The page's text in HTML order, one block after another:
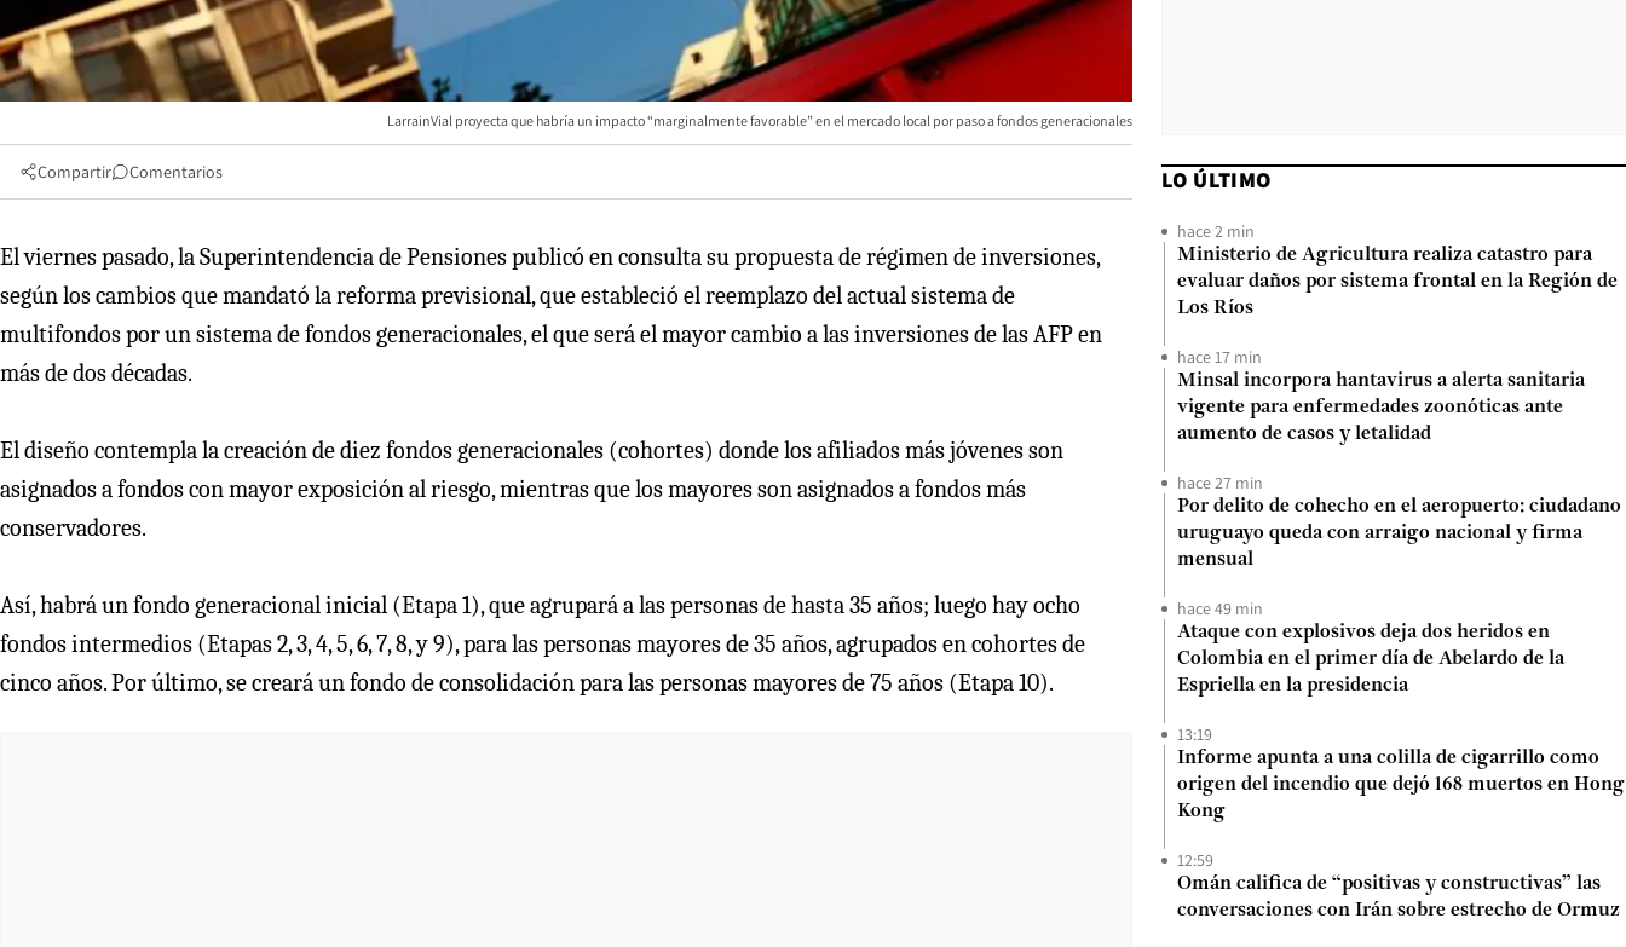
LarrainVial proyecta que habría un impacto “marginalmente favorable” en el mercado local por paso a fondos generacionales
Compartir Comentarios
El viernes pasado, la Superintendencia de Pensiones publicó en consulta su propuesta de régimen de inversiones,
según los cambios que mandató la reforma previsional, que estableció el reemplazo del actual sistema de
multifondos por un sistema de fondos generacionales, el que será el mayor cambio a las inversiones de las AFP en
más de dos décadas.
El diseño contempla la creación de diez fondos generacionales (cohortes) donde los afiliados más jóvenes son
asignados a fondos con mayor exposición al riesgo, mientras que los mayores son asignados a fondos más
conservadores.
Así, habrá un fondo generacional inicial (Etapa 1), que agrupará a las personas de hasta 35 años; luego hay ocho
fondos intermedios (Etapas 2, 3, 4, 5, 6, 7, 8, y 9), para las personas mayores de 35 años, agrupados en cohortes de
cinco años. Por último, se creará un fondo de consolidación para las personas mayores de 75 años (Etapa 10).
LO ÚLTIMO
hace 2 min
Ministerio de Agricultura realiza catastro para
evaluar daños por sistema frontal en la Región de
Los Ríos
hace 17 min
Minsal incorpora hantavirus a alerta sanitaria
vigente para enfermedades zoonóticas ante
aumento de casos y letalidad
hace 27 min
Por delito de cohecho en el aeropuerto: ciudadano
uruguayo queda con arraigo nacional y firma
mensual
hace 49 min
Ataque con explosivos deja dos heridos en
Colombia en el primer día de Abelardo de la
Espriella en la presidencia
13:19
Informe apunta a una colilla de cigarrillo como
origen del incendio que dejó 168 muertos en Hong
Kong
12:59
Omán califica de “positivas y constructivas” las
conversaciones con Irán sobre estrecho de Ormuz